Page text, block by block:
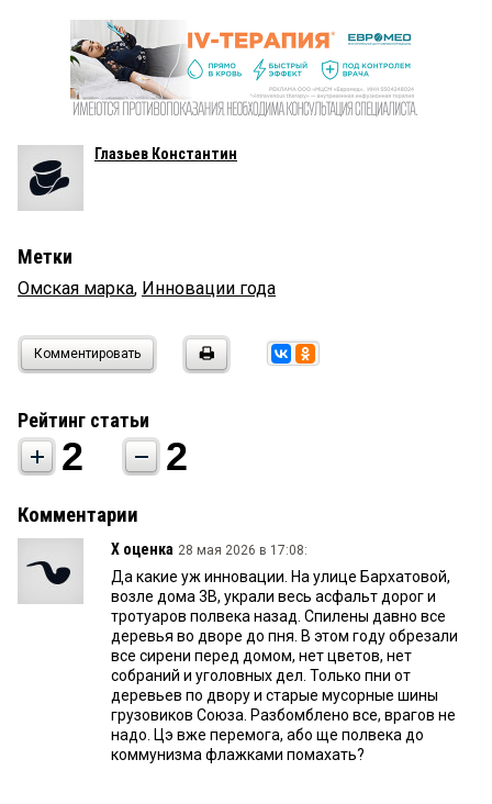
Глазьев Константин
Метки
Омская марка, Инновации года
Комментировать
Рейтинг статьи
2 2
Комментарии
Х оценка 28 мая 2026 в 17:08:
Да какие уж инновации. На улице Бархатовой,
возле дома 3В, украли весь асфальт дорог и
тротуаров полвека назад. Спилены давно все
деревья во дворе до пня. В этом году обрезали
все сирени перед домом, нет цветов, нет
собраний и уголовных дел. Только пни от
деревьев по двору и старые мусорные шины
грузовиков Союза. Разбомблено все, врагов не
надо. Цэ вже перемога, або ще полвека до
коммунизма флажками помахать?